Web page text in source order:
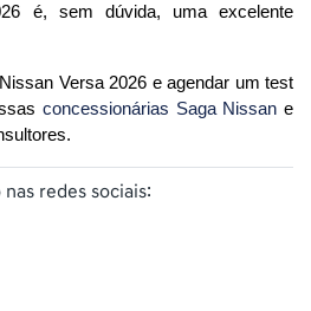
é, sem dúvida, uma excelente
Versa 2026 e agendar um test
concessionárias Saga Nissan e
redes sociais: